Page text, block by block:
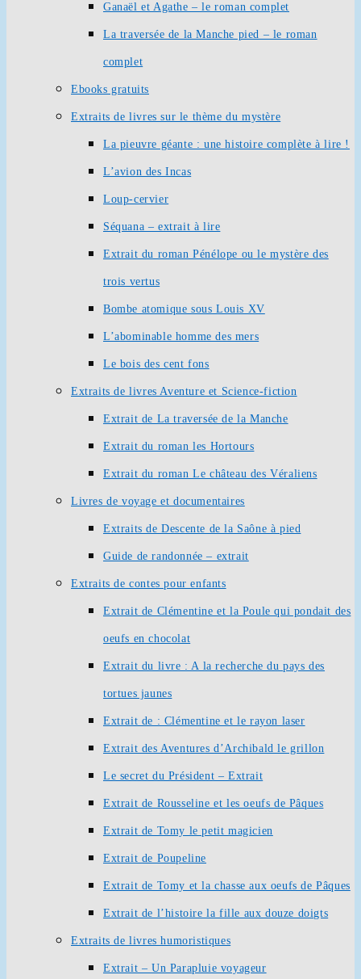
Ganaël et Agathe – le roman complet
La traversée de la Manche pied – le roman
complet
Ebooks gratuits
Extraits de livres sur le thème du mystère
La pieuvre géante : une histoire complète à lire !
L’avion des Incas
Loup-cervier
Séquana – extrait à lire
Extrait du roman Pénélope ou le mystère des
trois vertus
Bombe atomique sous Louis XV
L’abominable homme des mers
Le bois des cent fons
Extraits de livres Aventure et Science-fiction
Extrait de La traversée de la Manche
Extrait du roman les Hortours
Extrait du roman Le château des Véraliens
Livres de voyage et documentaires
Extraits de Descente de la Saône à pied
Guide de randonnée – extrait
Extraits de contes pour enfants
Extrait de Clémentine et la Poule qui pondait des
oeufs en chocolat
Extrait du livre : A la recherche du pays des
tortues jaunes
Extrait de : Clémentine et le rayon laser
Extrait des Aventures d’Archibald le grillon
Le secret du Président – Extrait
Extrait de Rousseline et les oeufs de Pâques
Extrait de Tomy le petit magicien
Extrait de Poupeline
Extrait de Tomy et la chasse aux oeufs de Pâques
Extrait de l’histoire la fille aux douze doigts
Extraits de livres humoristiques
Extrait – Un Parapluie voyageur